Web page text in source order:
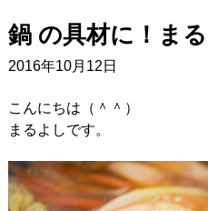
鍋 の具材に！ま
2016年10月12日
こんにちは（＾＾）
まるよしです。